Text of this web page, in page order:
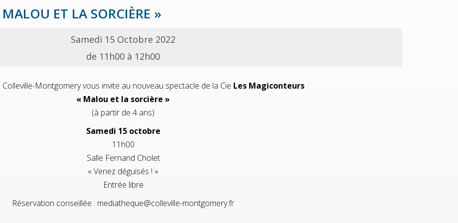
ET LA SORCIÈRE »
Samedi 15 Octobre 2022
de 11h00 à 12h00
Montgomery vous invite au nouveau spectacle de la Cie Les Magiconteurs
« Malou et la sorcière »
(à partir de 4 ans)
Samedi 15 octobre
11h00
Salle Fernand Cholet
« Venez déguisés ! »
Entrée libre
Réservation conseillée : mediatheque@colleville-montgomery.fr